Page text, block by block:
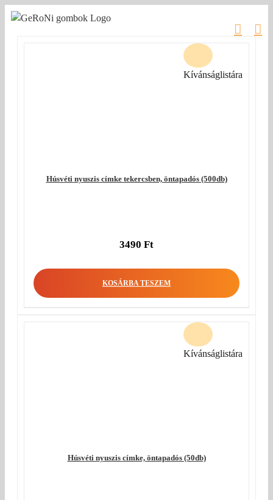
Kihagyás
Húsvéti nyuszis címke tekercsben, öntapadós (500db)
3490 Ft
KOSÁRBA TESZEM
Kívánságlistára
Húsvéti nyuszis címke, öntapadós (50db)
Kívánságlistára